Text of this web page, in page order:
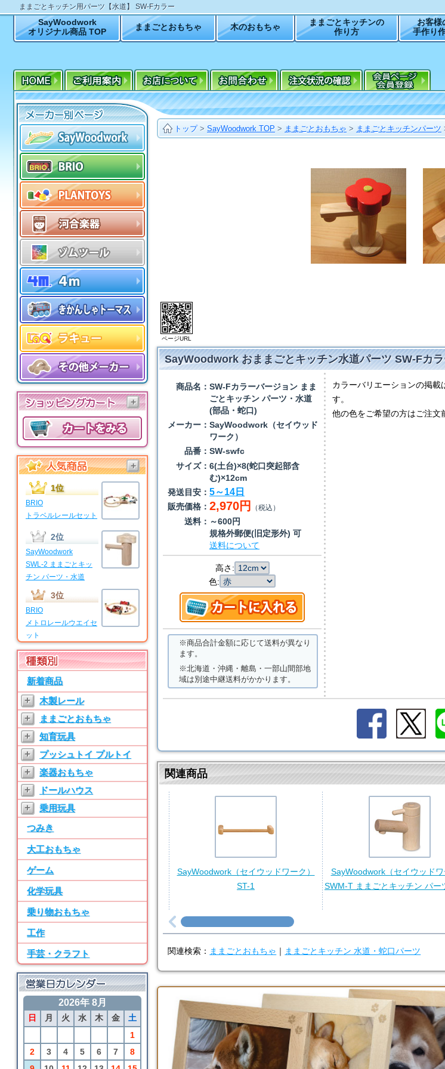
ままごとキッチン用パーツ【水道】 SW-Fカラー
SayWoodwork
オリジナル商品 TOP
ままごとおもちゃ 木のおもちゃ
ままごとキッチンの
作り方
お客様
手作り
+
+
1位
BRIO
トラベルレールセット
2位
SayWoodwork
SWL-2 ままごとキッ
チン パーツ・水道
3位
BRIO
メトロレールウエイセ
ット
4位
BRIO
マイファーストビギナ
ーセット
5位
SayWoodwork
SWL-T ままごとキッ
チン パーツ・水道
6位
SayWoodwork
SW-3 ままごとキッチ
ン パーツ・水道
7位
BRIO
50ピース追加レールセ
ット
8位
SayWoodwork
SWM-2 ままごとキッ
チン パーツ・水道
9位
BRIO
アニマルファームセッ
ト
10位
BRIO
新着商品
+ 木製レール
+ ままごとおもちゃ
+ 知育玩具
+ プッシュトイ プルトイ
+ 楽器おもちゃ
+ ドールハウス
+
乗用玩具
つみき
大工おもちゃ
ゲーム
化学玩具
乗り物おもちゃ
工作
手芸・クラフト
2026年 8月
日 月 火 水 木 金
土
1
2
3 4 5 6 7
8
トップ>SayWoodwork TOP > ままごとおもちゃ > ままごとキッチンパーツ
ページURL
SayWoodwork おままごとキッチン水道パーツ SW-Fカ
商品名： SW-Fカラーバージョン まま
ごとキッチン パーツ・水道
(部品・蛇口)
メーカー： SayWoodwork（セイウッド
ワーク）
品番： SW-swfc
サイズ： 6(土台)×8(蛇口突起部含
む)×12cm
発送目安： 5～14日
販売価格： 2,970円 （税込）
送料： ～600円
規格外郵便(旧定形外) 可
送料について
高さ:
色:
※商品合計金額に応じて送料が異なり
ます。
※北海道・沖縄・離島・一部山間部地
域は別途中継送料がかかります。
カラーバリエーションの掲
す。
他の色をご希望の方はご注文
関連商品
SayWoodwork（セイウッドワーク）
ST-1
SayWoodwork（セイウッドワ
SWM-T ままごとキッチン パー
関連検索： ままごとおもちゃ ままごとキッチン 水道・蛇口パーツ